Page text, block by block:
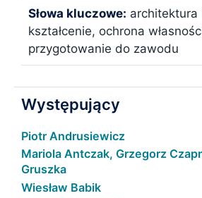
Słowa kluczowe: architektura
kształcenie, ochrona
przygotowanie do zawodu
Występujący
Piotr Andrusiewicz
Mariola Antczak, Grzegorz
Gruszka
Wiesław Babik